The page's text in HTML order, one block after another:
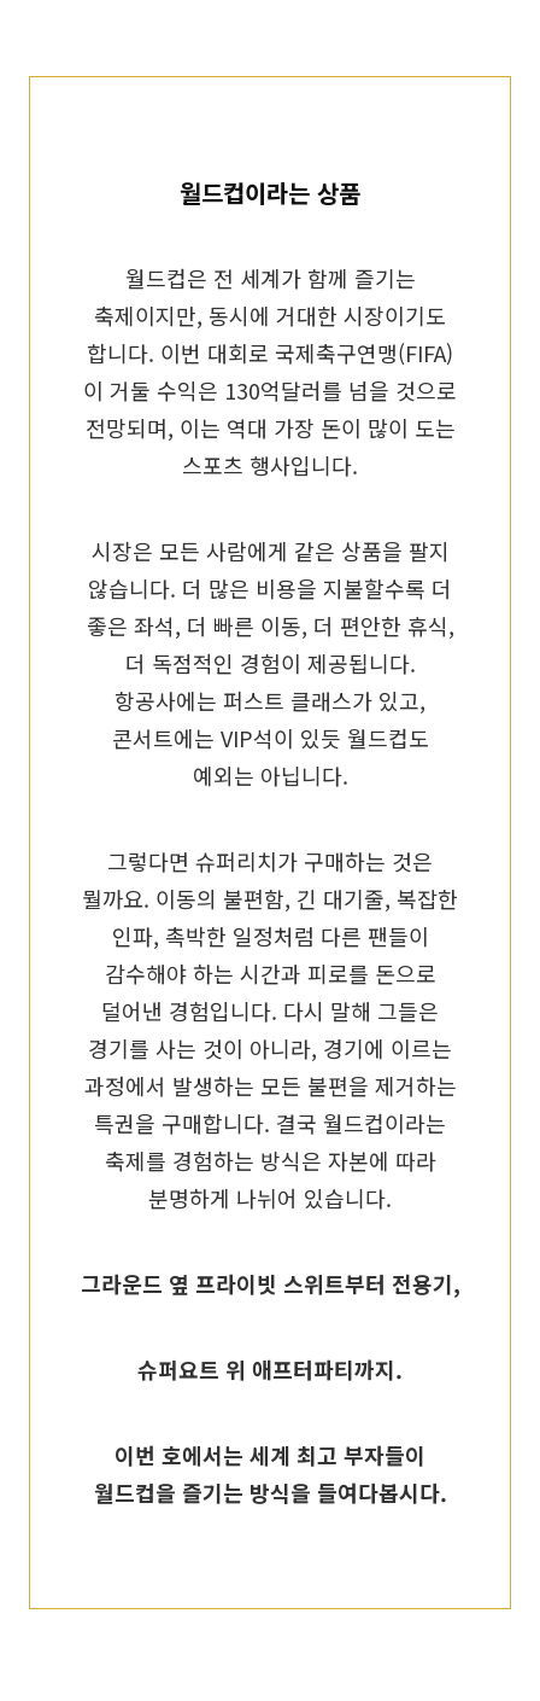
월드컵이라는 상품
월드컵은 전 세계가 함께 즐기는
축제이지만, 동시에 거대한 시장이기도
합니다. 이번 대회로 국제축구연맹(FIFA)
이 거둘 수익은 130억달러를 넘을 것으로
전망되며, 이는 역대 가장 돈이 많이 도는
스포츠 행사입니다.
시장은 모든 사람에게 같은 상품을 팔지
않습니다. 더 많은 비용을 지불할수록 더
좋은 좌석, 더 빠른 이동, 더 편안한 휴식,
더 독점적인 경험이 제공됩니다.
항공사에는 퍼스트 클래스가 있고,
콘서트에는 VIP석이 있듯 월드컵도
예외는 아닙니다.
그렇다면 슈퍼리치가 구매하는 것은
뭘까요. 이동의 불편함, 긴 대기줄, 복잡한
인파, 촉박한 일정처럼 다른 팬들이
감수해야 하는 시간과 피로를 돈으로
덜어낸 경험입니다. 다시 말해 그들은
경기를 사는 것이 아니라, 경기에 이르는
과정에서 발생하는 모든 불편을 제거하는
특권을 구매합니다. 결국 월드컵이라는
축제를 경험하는 방식은 자본에 따라
분명하게 나뉘어 있습니다.
그라운드 옆 프라이빗 스위트부터 전용기,
슈퍼요트 위 애프터파티까지.
이번 호에서는 세계 최고 부자들이
월드컵을 즐기는 방식을 들여다봅시다.